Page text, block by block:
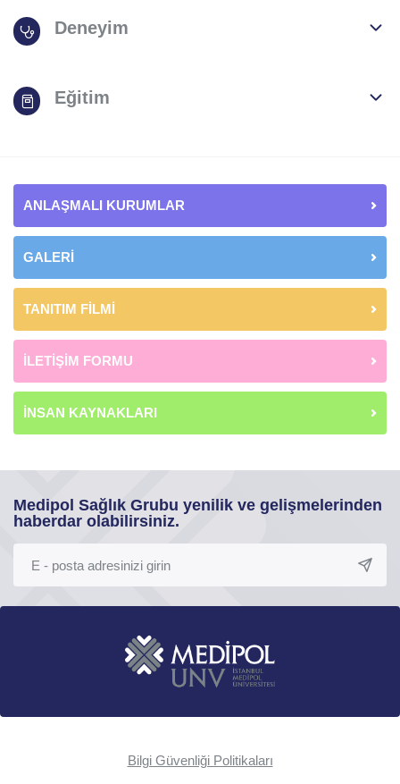
Deneyim
Eğitim
ANLAŞMALI KURUMLAR
GALERİ
TANITIM FİLMİ
İLETİŞİM FORMU
İNSAN KAYNAKLARI
Medipol Sağlık Grubu yenilik ve gelişmelerinden
haberdar olabilirsiniz.
Bilgi Güvenliği Politikaları